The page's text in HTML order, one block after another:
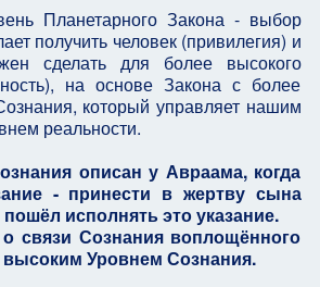
Планетарного Закона - выбор
получить человек (привилегия) и
сделать для более высокого
на основе Закона с более
который управляет нашим
реальности.
описан у Авраама, когда
- принести в жертву сына
исполнять это указание.
связи Сознания воплощённого
высоким Уровнем Сознания.